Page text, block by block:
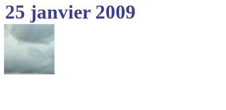
25 janvier 2009